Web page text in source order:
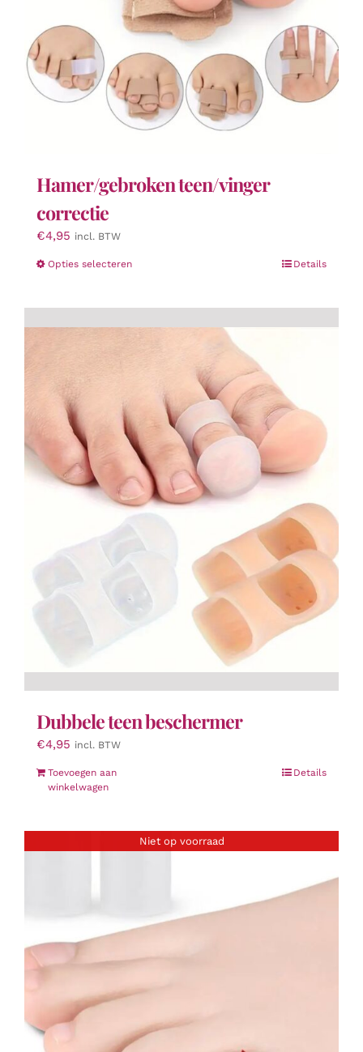
Hamer/gebroken teen/vinger
correctie
€4,95 incl. BTW
Opties selecterenDit
variaties.
optie
gekozen
worden
op
de
productpagina
Details
Dubbele teen beschermer
€4,95 incl. BTW
Toevoegen aan
winkelwagen
Details
Niet op voorraad